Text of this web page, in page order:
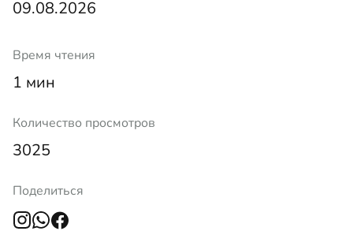
09.08.2026
Время чтения
1 мин
Количество просмотров
3025
Поделиться